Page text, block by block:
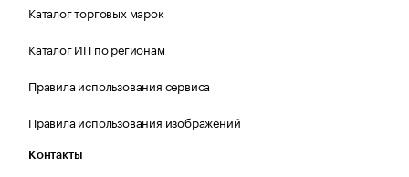
Каталог торговых марок
Каталог ИП по регионам
Правила использования сервиса
Правила использования изображений
Контакты